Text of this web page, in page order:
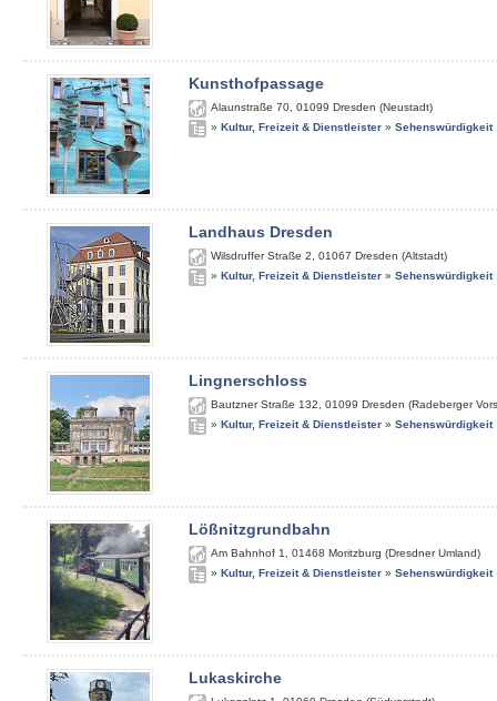
Kunsthofpassage
Alaunstraße 70 01099 Dresden (Neustadt)
» Kultur, Freizeit & Dienstleister » Sehenswürdigkeit
Landhaus Dresden
Wilsdruffer Straße 2 01067 Dresden (Altstadt)
» Kultur, Freizeit & Dienstleister » Sehenswürdigkeit
Lingnerschloss
Bautzner Straße 132 01099 Dresden (Radeberger
» Kultur, Freizeit & Dienstleister » Sehenswürdigkeit
Lößnitzgrundbahn
Am Bahnhof 1 01468 Moritzburg (Dresdner Umland)
» Kultur, Freizeit & Dienstleister » Sehenswürdigkeit
Lukaskirche